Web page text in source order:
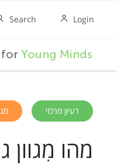
for Young Minds
רעיון מרכזי
מהו מִגוון